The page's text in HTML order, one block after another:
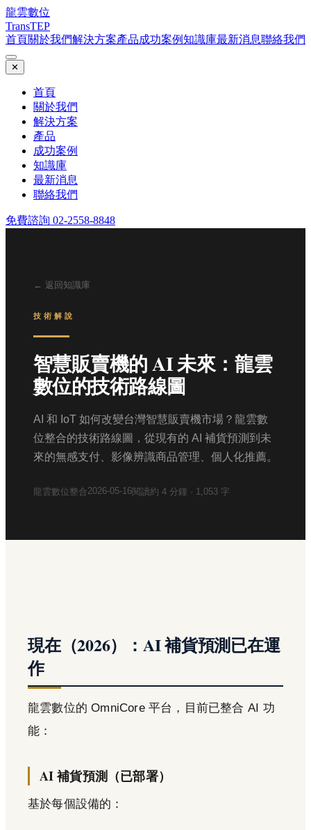
龍雲數位
TransTEP
首頁關於我們解決方案產品成功案例知識庫最新消息聯絡我們
✕
首頁
關於我們
解決方案
產品
成功案例
知識庫
最新消息
聯絡我們
免費諮詢 02-2558-8848
← 返回知識庫
技術解說
智慧販賣機的 AI 未來：龍雲
數位的技術路線圖
AI 和 IoT 如何改變台灣智慧販賣機市場？龍雲數
位整合的技術路線圖，從現有的 AI 補貨預測到未
來的無感支付、影像辨識商品管理、個人化推薦。
龍雲數位整合2026-05-16閱讀約 4 分鐘 · 1,053 字
現在（2026）：AI 補貨預測已在運
作
龍雲數位的 OmniCore 平台，目前已整合 AI 功
能：
AI 補貨預測（已部署）
基於每個設備的：